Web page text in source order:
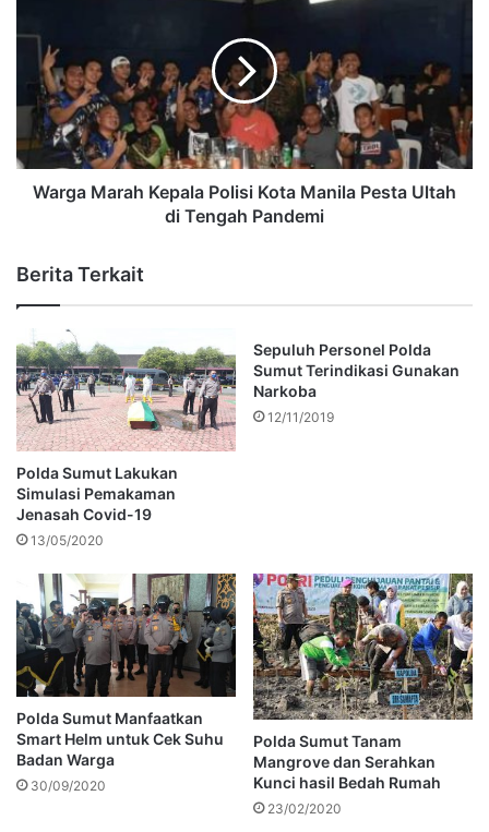
Warga Marah Kepala Polisi Kota Manila Pesta Ultah
di Tengah Pandemi
Berita Terkait
Polda Sumut Lakukan
Simulasi Pemakaman
Jenasah Covid-19
13/05/2020
Sepuluh Personel Polda
Sumut Terindikasi Gunakan
Narkoba
12/11/2019
Polda Sumut Manfaatkan
Smart Helm untuk Cek Suhu
Badan Warga
30/09/2020
Polda Sumut Tanam
Mangrove dan Serahkan
Kunci hasil Bedah Rumah
23/02/2020